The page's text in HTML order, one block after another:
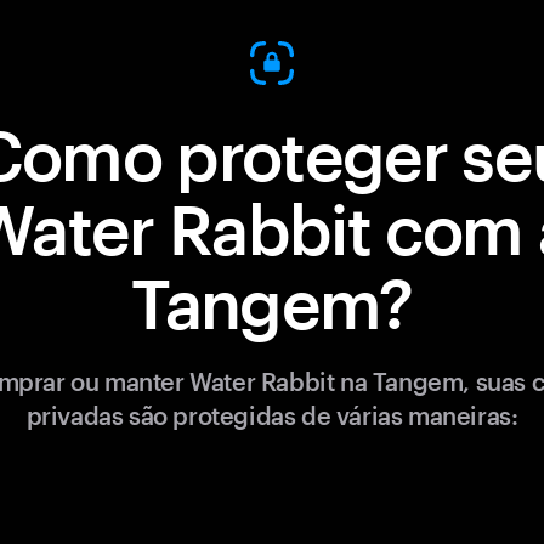
proteger
Rabbit com
Tangem?
ou manter Water Rabbit na Tangem, suas
privadas são protegidas de várias maneiras: